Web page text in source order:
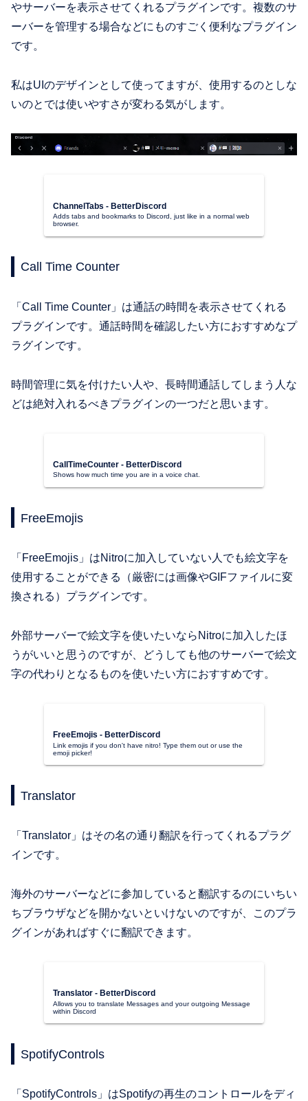
やサーバーを表示させてくれるプラグインです。複数のサ
ーバーを管理する場合などにものすごく便利なプラグイン
です。
私はUIのデザインとして使ってますが、使用するのとしな
いのとでは使いやすさが変わる気がします。
ChannelTabs - BetterDiscord
Adds tabs and bookmarks to Discord, just like in a normal web
browser.
Call Time Counter
「Call Time Counter」は通話の時間を表示させてくれる
プラグインです。通話時間を確認したい方におすすめなプ
ラグインです。
時間管理に気を付けたい人や、長時間通話してしまう人な
どは絶対入れるべきプラグインの一つだと思います。
CallTimeCounter - BetterDiscord
Shows how much time you are in a voice chat.
FreeEmojis
「FreeEmojis」はNitroに加入していない人でも絵文字を
使用することができる（厳密には画像やGIFファイルに変
換される）プラグインです。
外部サーバーで絵文字を使いたいならNitroに加入したほ
うがいいと思うのですが、どうしても他のサーバーで絵文
字の代わりとなるものを使いたい方におすすめです。
FreeEmojis - BetterDiscord
Link emojis if you don't have nitro! Type them out or use the
emoji picker!
Translator
「Translator」はその名の通り翻訳を行ってくれるプラグ
インです。
海外のサーバーなどに参加していると翻訳するのにいちい
ちブラウザなどを開かないといけないのですが、このプラ
グインがあればすぐに翻訳できます。
Translator - BetterDiscord
Allows you to translate Messages and your outgoing Message
within Discord
SpotifyControls
「SpotifyControls」はSpotifyの再生のコントロールをディ